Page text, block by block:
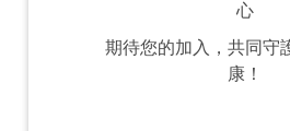
心
期待您的加入，共同守
康！